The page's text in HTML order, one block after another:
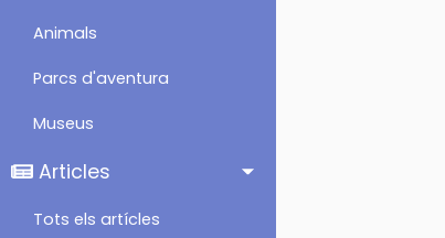
Animals
Parcs d'aventura
Museus
Articles
Tots els artícles